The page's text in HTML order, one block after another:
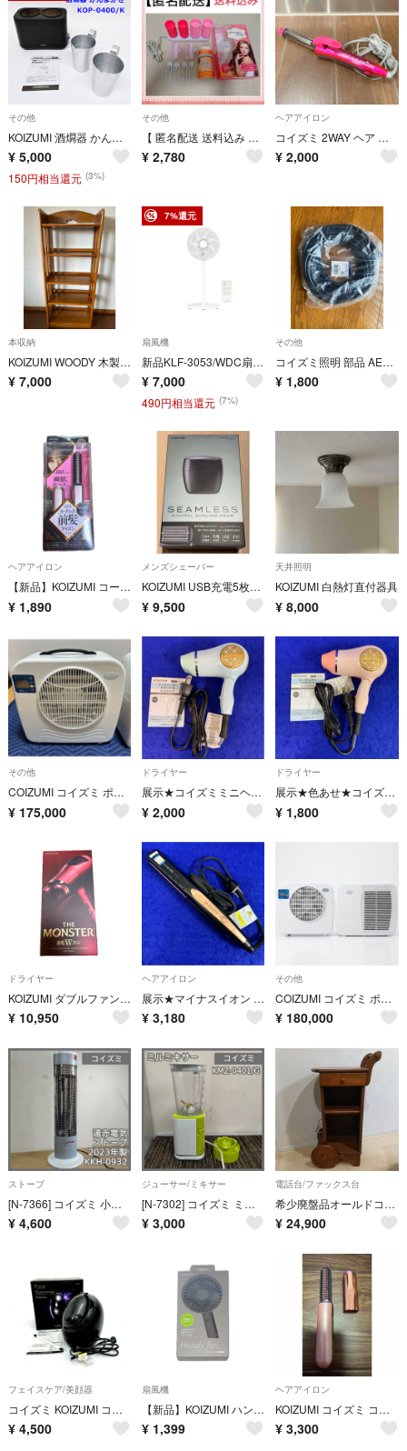
その他
KOIZUMI 酒燗器 かんまかせ KOP-0400/K 湯煎式 神亀酒造監修 アルミチロリ 2個付き コイズミ R2608-076
¥ 5,000
150円相当還元 (3%)
その他
【 匿名配送 送料込み 】 KOIZUMI コイズミ ヘアカーラー KHC-V400/P
¥ 2,780
ヘアアイロン
コイズミ 2WAY ヘア アイロン 16mm カール ストレート 国内 海外 可
¥ 2,000
本収納
KOIZUMI WOODY 木製ラック 4段 シェルフ
¥ 7,000
7%還元
扇風機
新品KLF-3053/WDC扇風機リモコン付8段階首振りタイマー白アマゾン限定
¥ 7,000
490円相当還元 (7%)
その他
コイズミ照明 部品 AE49775E
¥ 1,800
ヘアアイロン
【新品】KOIZUMI コードレス前髪アイロン ピンク KHR-6420/P
¥ 1,890
メンズシェーバー
KOIZUMI USB充電5枚刃シェーバー KMC-0800/H
¥ 9,500
天井照明
KOIZUMI 白熱灯直付器具
¥ 8,000
その他
COIZUMI コイズミ ポータブルクーラー ラ・クール 本体
¥ 175,000
ドライヤー
展示★コイズミミニヘアドライヤー KHD-9730/G グリーン 驚くほどコンパクト。ポケットサイズのドライヤー『ポケドラ』
¥ 2,000
ドライヤー
展示★色あせ★コイズミ ミニヘアドライヤー KHD-9730/P ピンク コンパクト。ポケットサイズのドライヤー『ポケドラ』
¥ 1,800
ドライヤー
KOIZUMI ダブルファンドライヤー KHD-W910/R
¥ 10,950
ヘアアイロン
展示★マイナスイオン ストレートヘアアイロン KOIZUMI コイズミ KHS-8230/K 120℃～200℃ 海外対応
¥ 3,180
その他
COIZUMI コイズミ ポータブルクーラー ラ・クール 本体
¥ 180,000
ストーブ
[N-7366] コイズミ 小泉 遠赤電気ストーブ 2023年製 KKH-0932
¥ 4,600
ジューサー/ミキサー
[N-7302] コイズミ ミルミキサー KMZ-0401/G
¥ 3,000
電話台/ファックス台
希少廃盤品オールドコイズミ 製ヴィンテージ木製ワゴン調 電話台 花台
¥ 24,900
フェイスケア/美顔器
コイズミ KOIZUMI コイズミ/フェイススチーマー 2024年製 KBE-1540 ブラック ユニセックス / 240001154000
¥ 4,500
扇風機
【新品】KOIZUMI ハンディファン KPF-0951/T トープ
¥ 1,399
ヘアアイロン
KOIZUMI コイズミ コードレス前髪アイロンプラスKHR-6430
¥ 3,300